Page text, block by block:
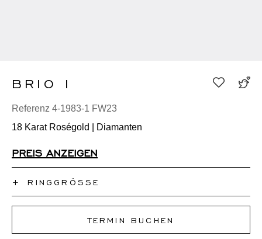
BRIO I
Referenz 4-1983-1 FW23
18 Karat Roségold | Diamanten
PREIS ANZEIGEN
+RINGGRÖSSE
Ich kenne meine Ringgröße nicht
50
TERMIN BUCHEN